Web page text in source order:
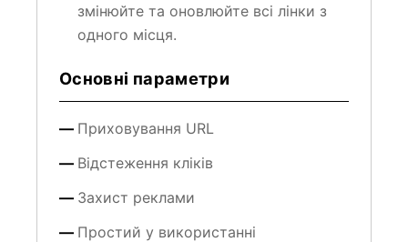
змінюйте та оновлюйте всі лінки з
одного місця.
Основні параметри
Приховування URL
Відстеження кліків
Захист реклами
Простий у використанні